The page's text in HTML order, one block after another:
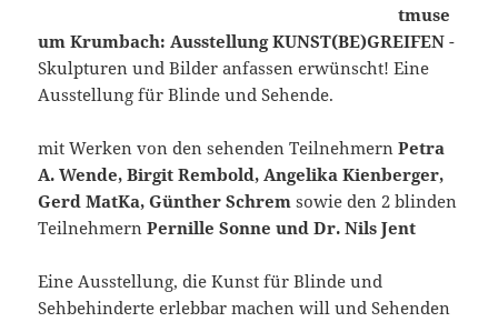
tmuse
um Krumbach: Ausstellung KUNST(BE)GREIFEN -
Skulpturen und Bilder anfassen erwünscht! Eine
Ausstellung für Blinde und Sehende.
mit Werken von den sehenden TeilnehmernPetra
A. Wende, Birgit Rembold, Angelika Kienberger,
Gerd MatKa, Günther Schrem sowie den 2 blinden
Teilnehmern Pernille Sonne und Dr. Nils Jent
Eine Ausstellung, die Kunst für Blinde und
Sehbehinderte erlebbar machen will und Sehenden